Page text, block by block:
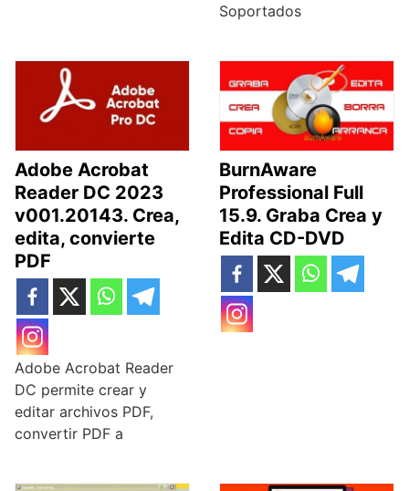
Soportados
Adobe Acrobat
Reader DC 2023
v001.20143. Crea,
edita, convierte
PDF
Adobe Acrobat Reader
DC permite crear y
editar archivos PDF,
convertir PDF a
BurnAware
Professional Full
15.9. Graba Crea y
Edita CD-DVD